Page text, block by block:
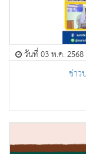
วันที่ 03 พ.ค. 2568
ข่า